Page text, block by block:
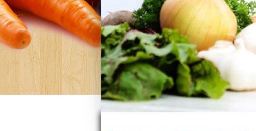
Gạt Tàn
Muỗng Gỗ
Lót Ly
Dĩa Gỗ
Lót Nồi